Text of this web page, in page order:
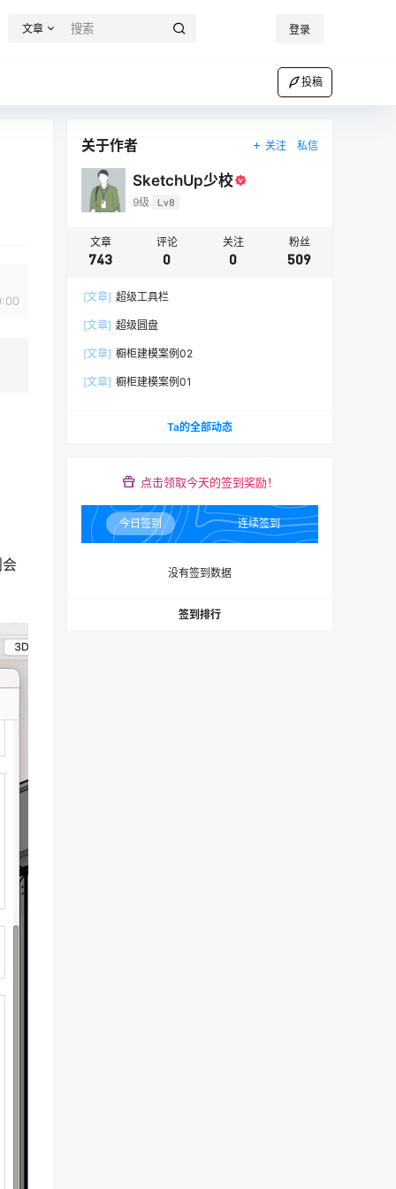
文章 登录
投稿
关于作者 关注 私信
SketchUp少校
9级 Lv8
文章
743
评论
0
关注
0
粉丝
509
[文章] 超级工具栏
[文章] 超级圆盘
[文章] 橱柜建模案例02
[文章] 橱柜建模案例01
Ta的全部动态
点击领取今天的签到奖励！
今日签到 连续签到
没有签到数据
签到排行